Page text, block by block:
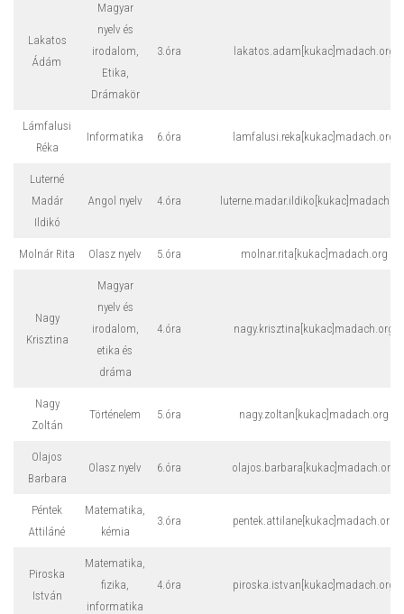
Lakatos
Ádám
Magyar
nyelv és
irodalom,
Etika,
Drámakör
3.óra lakatos.adam[kukac]madach.org
Lámfalusi
Réka
Informatika 6.óra lamfalusi.reka[kukac]madach.org
Luterné
Madár
Ildikó
Angol nyelv 4.óra
Molnár Rita Olasz nyelv 5.óra molnar.rita[kukac]madach.org
Nagy
Krisztina
Magyar
nyelv és
irodalom,
etika és
dráma
4.óra nagy.krisztina[kukac]madach.org
Nagy
Zoltán
Történelem 5.óra nagy.zoltan[kukac]madach.org
Olajos
Barbara
Olasz nyelv 6.óra olajos.barbara[kukac]madach.org
Péntek
Attiláné
Matematika,
kémia
3.óra pentek.attilane[kukac]madach.org
Piroska
István
Matematika,
fizika,
informatika
4.óra piroska.istvan[kukac]madach.org